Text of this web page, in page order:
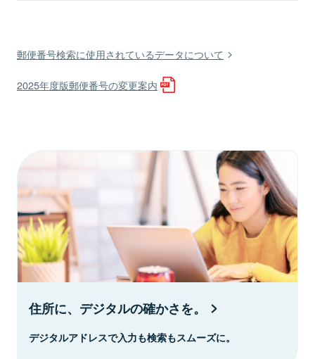
郵便番号検索に使用されているデータについて
2025年度版郵便番号の変更案内
住所に、デジタルの確かさを。
デジタルアドレスで入力も検索もスムーズに。